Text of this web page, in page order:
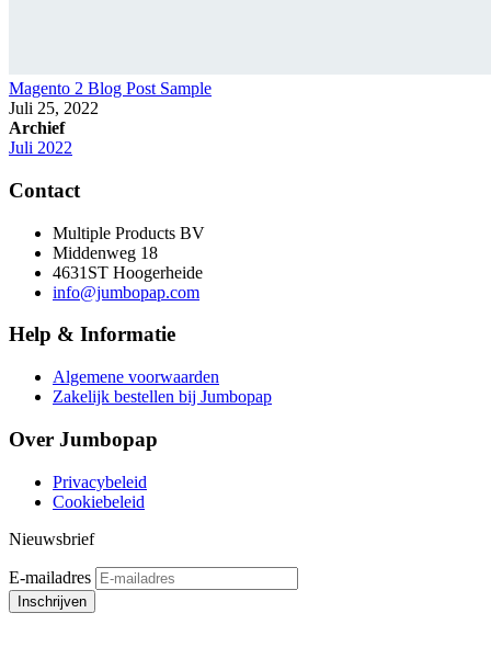
Magento 2 Blog Post Sample
Juli 25, 2022
Archief
Juli 2022
Contact
Multiple Products BV
Middenweg 18
4631ST Hoogerheide
info@jumbopap.com
Help & Informatie
Algemene voorwaarden
Zakelijk bestellen bij Jumbopap
Over Jumbopap
Privacybeleid
Cookiebeleid
Nieuwsbrief
E-mailadres
Inschrijven